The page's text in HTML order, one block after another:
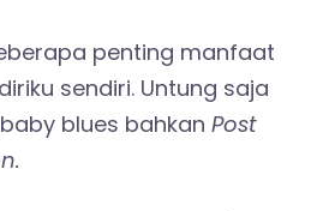
penting manfaat
sendiri. Untung saja
blues bahkan Post